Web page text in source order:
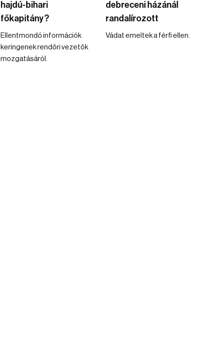
hajdú-bihari
főkapitány?
Ellentmondó információk
keringenek rendőri vezetők
mozgatásáról.
debreceni házánál
randalírozott
Vádat emeltek a férfi ellen.